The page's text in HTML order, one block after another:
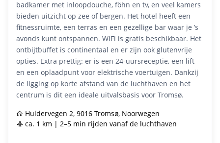
badkamer met inloopdouche, föhn en tv, en veel kamers
bieden uitzicht op zee of bergen. Het hotel heeft een
fitnessruimte, een terras en een gezellige bar waar je ’s
avonds kunt ontspannen. WiFi is gratis beschikbaar. Het
ontbijtbuffet is continentaal en er zijn ook glutenvrije
opties. Extra prettig: er is een 24-uursreceptie, een lift
en een oplaadpunt voor elektrische voertuigen. Dankzij
de ligging op korte afstand van de luchthaven en het
centrum is dit een ideale uitvalsbasis voor Tromsø.
Huldervegen 2, 9016 Tromsø, Noorwegen
ca. 1 km | 2–5 min rijden vanaf de luchthaven